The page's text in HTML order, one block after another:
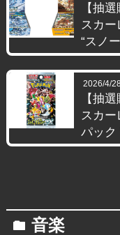
【抽
スカ
“スノ
2026/4/28
【抽
スカ
パック
folder 音楽